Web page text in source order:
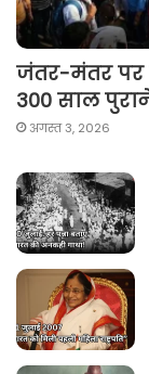
जंतर-मंतर पर
300 साल
अगस्त 3, 2026